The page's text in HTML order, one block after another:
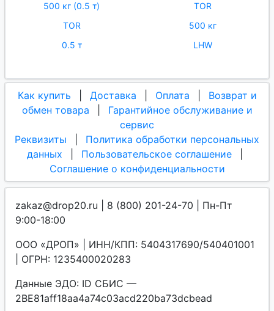
500 кг (0.5 т)
TOR
TOR
500 кг
0.5 т
LHW
Как купить Доставка Оплата
Возврат и
обмен товара
Гарантийное обслуживание и
сервис
Реквизиты
Политика обработки персональных
данных
Пользовательское соглашение
Соглашение о конфиденциальности
zakaz@drop20.ru | 8 (800) 201-24-70 | Пн-Пт
9:00-18:00
ООО «ДРОП» | ИНН/КПП: 5404317690/540401001
| ОГРН: 1235400020283
Данные ЭДО: ID СБИС —
2BE81aff18aa4a74c03acd220ba73dcbead